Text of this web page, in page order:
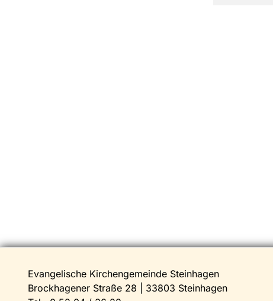
Evangelische Kirchengemeinde Steinhagen
Brockhagener Straße 28 | 33803 Steinhagen